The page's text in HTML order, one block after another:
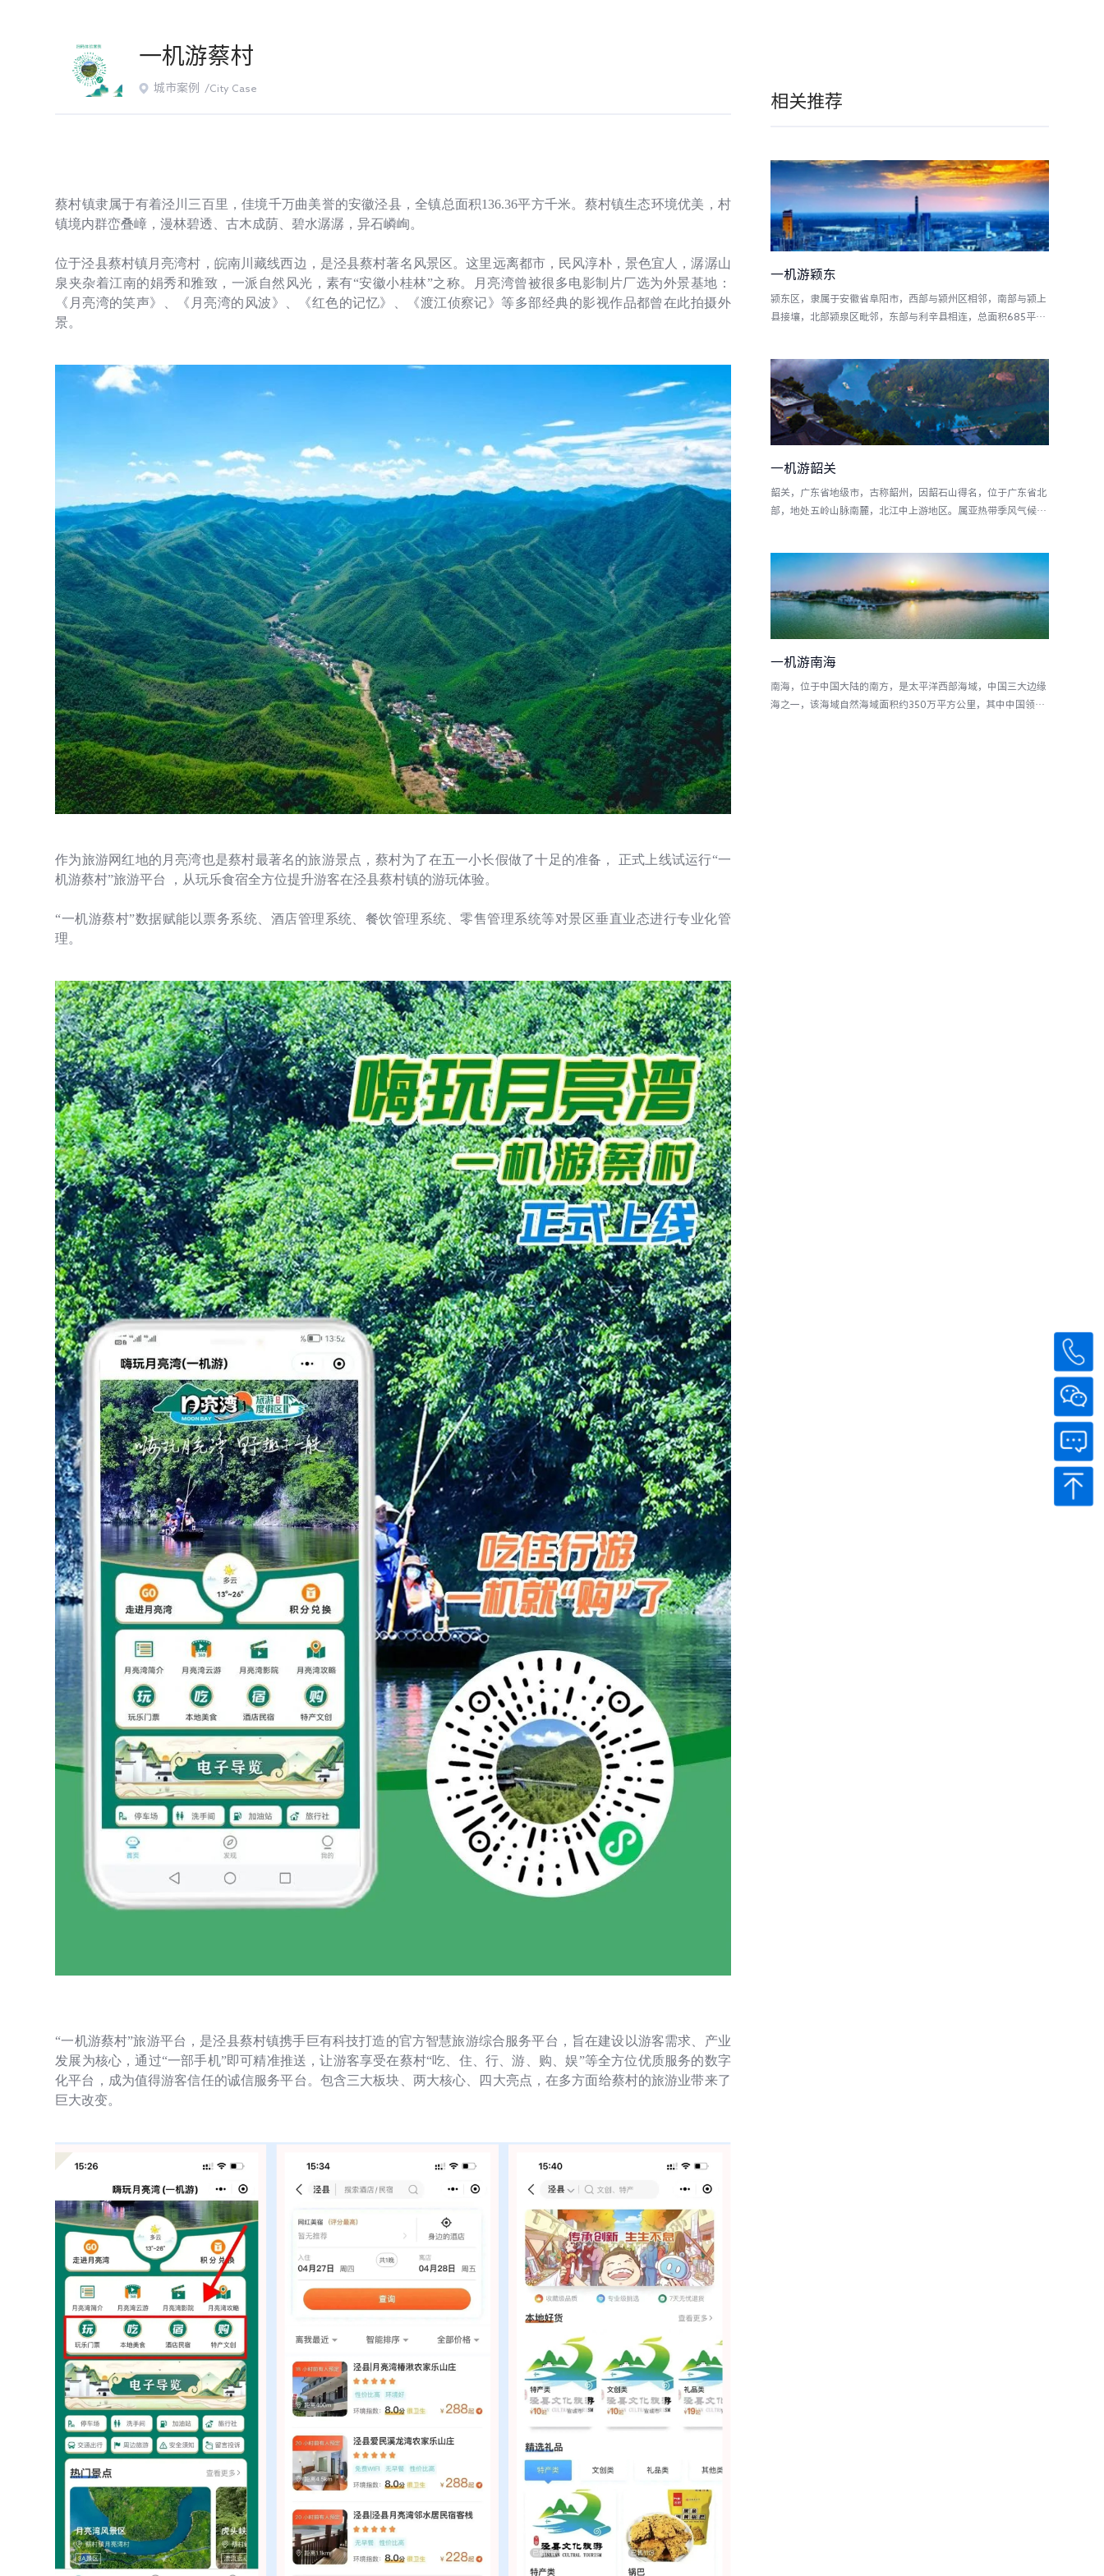
一机游蔡村
城市案例 /City Case
蔡村镇隶属于有着泾川三百里，佳境千万曲美誉的安徽泾县，全镇总面积136.36平方千米。蔡村镇生态环境优美，村
镇境内群峦叠嶂，漫林碧透、古木成荫、碧水潺潺，异石嶙峋。
位于泾县蔡村镇月亮湾村，皖南川藏线西边，是泾县蔡村著名风景区。这里远离都市，民风淳朴，景色宜人，潺潺山
泉夹杂着江南的娟秀和雅致，一派自然风光，素有“安徽小桂林”之称。
月亮湾曾被很多电影制片厂选为外景基地：
《月亮湾的笑声》、《月亮湾的风波》、《红色的记忆》、《渡江侦察记》等多部经典的影视作品都曾在此拍摄外
景。
作为旅游网红地的月亮湾也是蔡村最著名的旅游景点，蔡村为了在五一小长假做了十足的准备，
正式上线试运行“一
机游蔡村”旅游平台 ，从玩乐食宿全方位提升游客在泾县蔡村镇的游玩体验。
“一机游蔡村”数据赋能以票务系统、酒店管理系统、餐饮管理系统、零售管理系统等对景区垂直业态进行专业化管
理。
“一机游蔡村”旅游平台，是泾县蔡村镇携手巨有科技打造的官方智慧旅游综合服务平台，旨在建设以游客需求、产业
发展为核心，通过“一部手机”即可精准推送，让游客享受在蔡村“吃、住、行、游、购、娱”等全方位优质服务的数字
化平台，成为值得游客信任的诚信服务平台。包含三大板块、两大核心、四大亮点，在多方面给蔡村的旅游业带来了
巨大改变。
相关推荐
一机游颖东
颍东区，隶属于安徽省阜阳市，西部与颍州区相邻，南部与颍上
县接壤，北部颍泉区毗邻，东部与利辛县相连，总面积685平方
墓、童古堆、风凰台、刘伶墓、望月楼、钓鱼台、青邱城遗址、
七十二眼辘轳井、72座老连窑、上天梯、杜岗、陈古堆等
一机游韶关
韶关，广东省地级市，古称韶州，因韶石山得名，位于广东省北
部，地处五岭山脉南麓，北江中上游地区。属亚热带季风气候，
337.2万人。韶关是马坝人的故乡、石峡文化的发祥地、禅宗文
化的祖庭、一代名相张九龄的故乡，是客家文化的聚集地、广府
文化的发
一机游南海
南海，位于中国大陆的南方，是太平洋西部海域，中国三大边缘
海之一，该海域自然海域面积约350万平方公里，其中中国领海